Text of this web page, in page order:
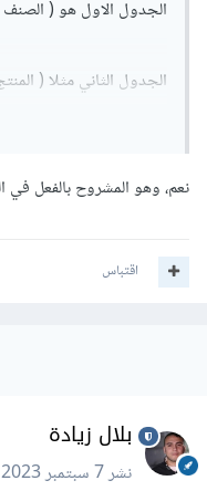
الجدول الاول هو ( الصنف
الجدول الثاني مثلا (
احدد احد الاصناف لينتمي
هل يمكن عند حذف الصنف
نعم، وهو المشروح بالفعل في
اقتباس
بلال زيادة
نشر7 سبتمبر 2023